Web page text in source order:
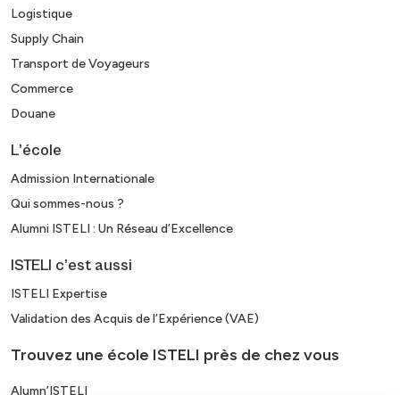
Logistique
Supply Chain
Transport de Voyageurs
Commerce
Douane
L’école
Admission Internationale
Qui sommes-nous ?
Alumni ISTELI : Un Réseau d’Excellence
ISTELI c’est aussi
ISTELI Expertise
Validation des Acquis de l’Expérience (VAE)
Trouvez une école ISTELI près de chez vous
Alumn’ISTELI